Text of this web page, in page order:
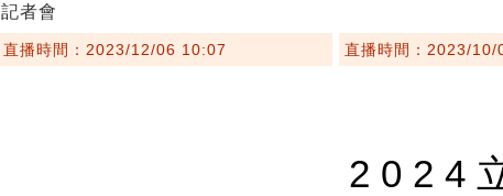
記者會
直播時間：2023/12/06 10:07 直播時間：2023/
2024